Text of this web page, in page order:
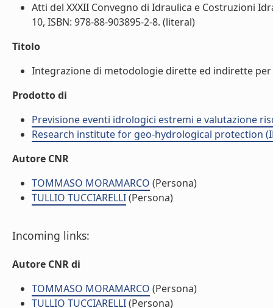
Atti del XXXII Convegno di Idraulica e Costruzioni
10, ISBN: 978-88-903895-2-8. (literal)
Titolo
Integrazione di metodologie dirette ed indirette
Prodotto di
Previsione eventi idrologici estremi e valutazione
Research institute for geo-hydrological protection
Autore CNR
TOMMASO MORAMARCO (Persona)
TULLIO TUCCIARELLI(Persona)
Incoming links:
Autore CNR di
TOMMASO MORAMARCO (Persona)
TULLIO TUCCIARELLI(Persona)